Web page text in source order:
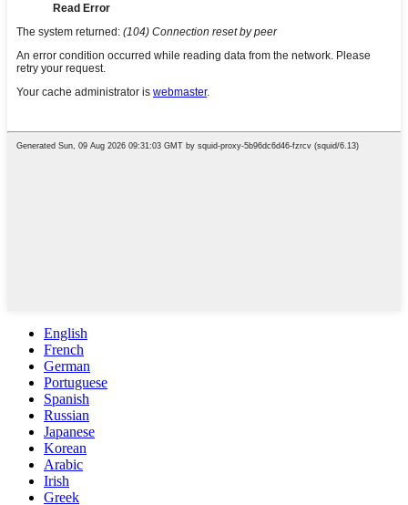
English
French
German
Portuguese
Spanish
Russian
Japanese
Korean
Arabic
Irish
Greek